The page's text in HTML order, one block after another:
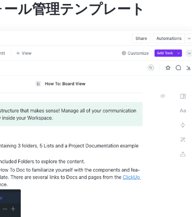
ル管理テンプレート